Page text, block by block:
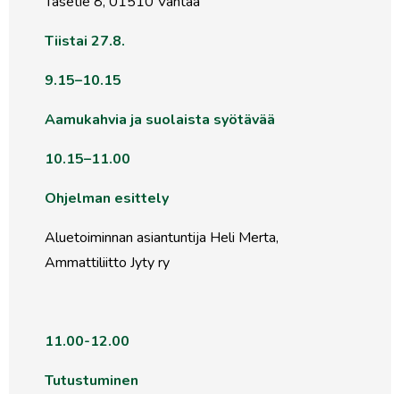
Tiistai 27.8.
9.15–10.15
Aamukahvia ja suolaista syötävää
10.15–11.00
Ohjelman esittely
Aluetoiminnan asiantuntija Heli Merta,
Ammattiliitto Jyty ry
11.00-12.00
Tutustuminen